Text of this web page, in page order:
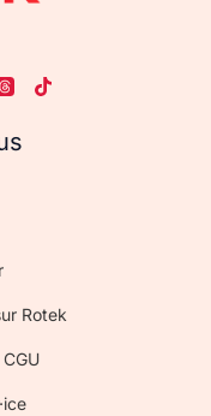
Rotek